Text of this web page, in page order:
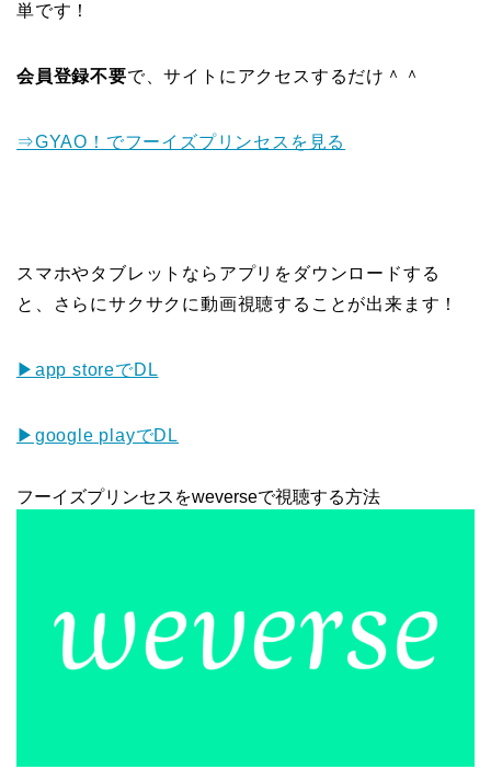
単です！
会員登録不要で、サイトにアクセスするだけ＾＾
⇒GYAO！でフーイズプリンセスを見る
スマホやタブレットならアプリをダウンロードする
と、さらにサクサクに動画視聴することが出来ます！
▶app storeでDL
▶google playでDL
フーイズプリンセスをweverseで視聴する方法